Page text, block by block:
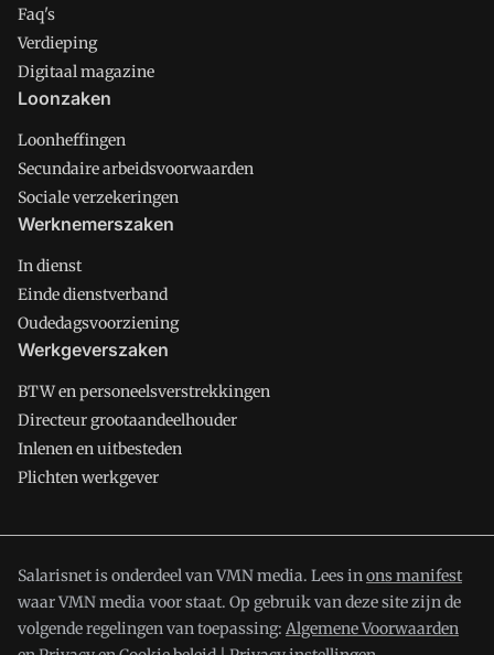
Faq's
Verdieping
Digitaal magazine
Loonzaken
Loonheffingen
Secundaire arbeidsvoorwaarden
Sociale verzekeringen
Werknemerszaken
In dienst
Einde dienstverband
Oudedagsvoorziening
Werkgeverszaken
BTW en personeelsverstrekkingen
Directeur grootaandeelhouder
Inlenen en uitbesteden
Plichten werkgever
Salarisnet is onderdeel van VMN media. Lees inons manifest
waar VMN media voor staat. Op gebruik van deze site zijn de
volgende regelingen van toepassing: Algemene Voorwaarden